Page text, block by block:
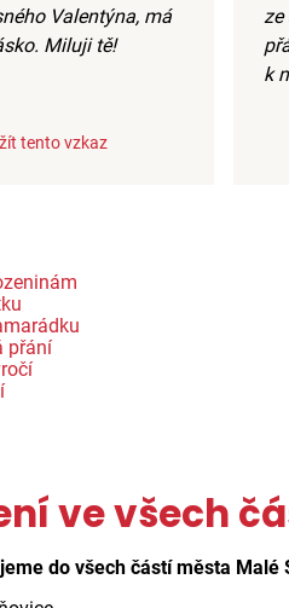
Valentýna, má
Miluji tě!
tento vzkaz
ze
k
přání
ve všech
do všech částí města Malé